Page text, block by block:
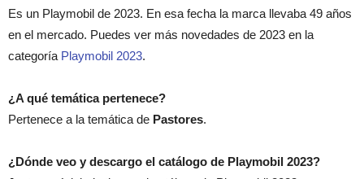
Es un Playmobil de 2023. En esa fecha la marca llevaba 49 años
en el mercado. Puedes ver más novedades de 2023 en la
categoría Playmobil 2023.
¿A qué temática pertenece?
Pertenece a la temática de Pastores.
¿Dónde veo y descargo el catálogo de Playmobil 2023?